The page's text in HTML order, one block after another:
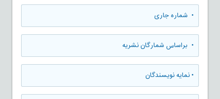
• شماره جاری
• براساس شمارگان نشریه
•نمایه نویسندگان